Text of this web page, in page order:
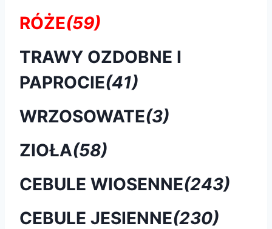
RÓŻE(59)
TRAWY OZDOBNE I
PAPROCIE(41)
WRZOSOWATE(3)
ZIOŁA(58)
CEBULE WIOSENNE(243)
CEBULE JESIENNE(230)